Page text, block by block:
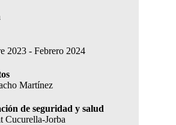
2023 - Febrero 2024
Martínez
de seguridad y salud
Cucurella-Jorba